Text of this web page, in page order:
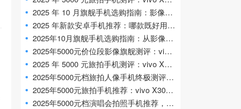
2025 年 10 月旗舰手机选购指南：影像、性能
2025 年新款安卓手机推荐：哪款既好用又适
2025年10月旗舰手机选购指南：从影像旗舰到
2025年5000元价位段影像旗舰测评：vivo X300
2025 年 5000 元旅拍手机测评：vivo X300 Pro 长
2025年5000元档旅拍人像手机终极测评：viv
2025年5000元旅拍手机推荐：vivo X300 Pro 演唱
2025年5000元档演唱会拍照手机推荐，vivo X